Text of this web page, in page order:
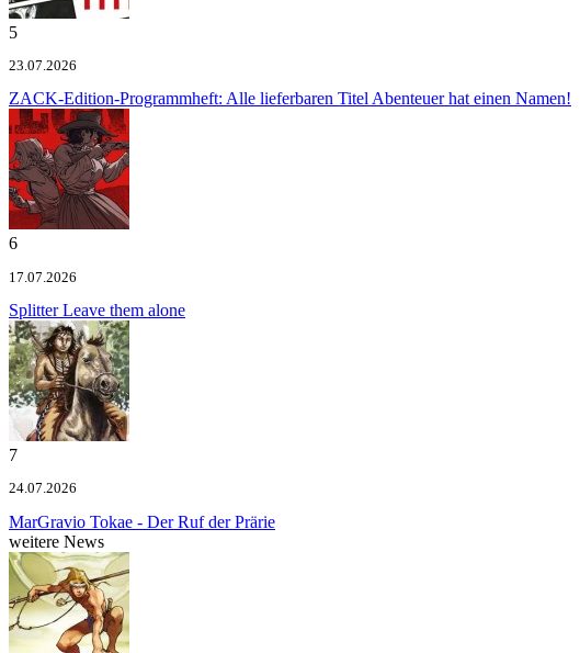
5
23.07.2026
ZACK-Edition-Programmheft: Alle lieferbaren Titel Abenteuer hat einen Namen!
6
17.07.2026
SplitterLeave them alone
7
24.07.2026
MarGravio Tokae - Der Ruf der Prärie
weitere News